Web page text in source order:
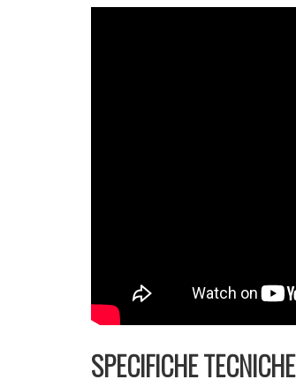
SPECIFICHE TECNICHE